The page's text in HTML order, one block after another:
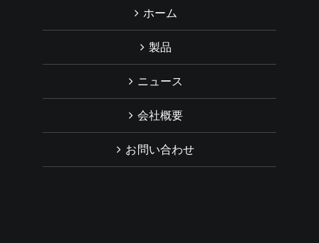
ホーム
製品
ニュース
会社概要
お問い合わせ